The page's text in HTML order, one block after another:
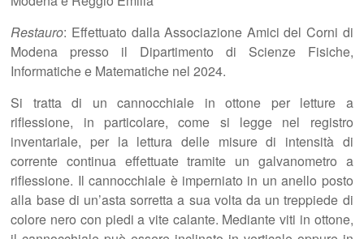
Restauro: Effettuato dalla Associazione Amici del Corni di
Modena presso il Dipartimento di Scienze Fisiche,
Informatiche e Matematiche nel 2024.
Si tratta di un cannocchiale in ottone per letture a
riflessione, in particolare, come si legge nel registro
inventariale, per la lettura delle misure di intensità di
corrente continua effettuate tramite un galvanometro a
riflessione. Il cannocchiale è imperniato in un anello posto
alla base di un’asta sorretta a sua volta da un treppiede di
colore nero con piedi a vite calante. Mediante viti in ottone,